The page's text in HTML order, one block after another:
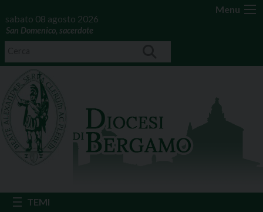
Menu
sabato 08 agosto 2026
San Domenico, sacerdote